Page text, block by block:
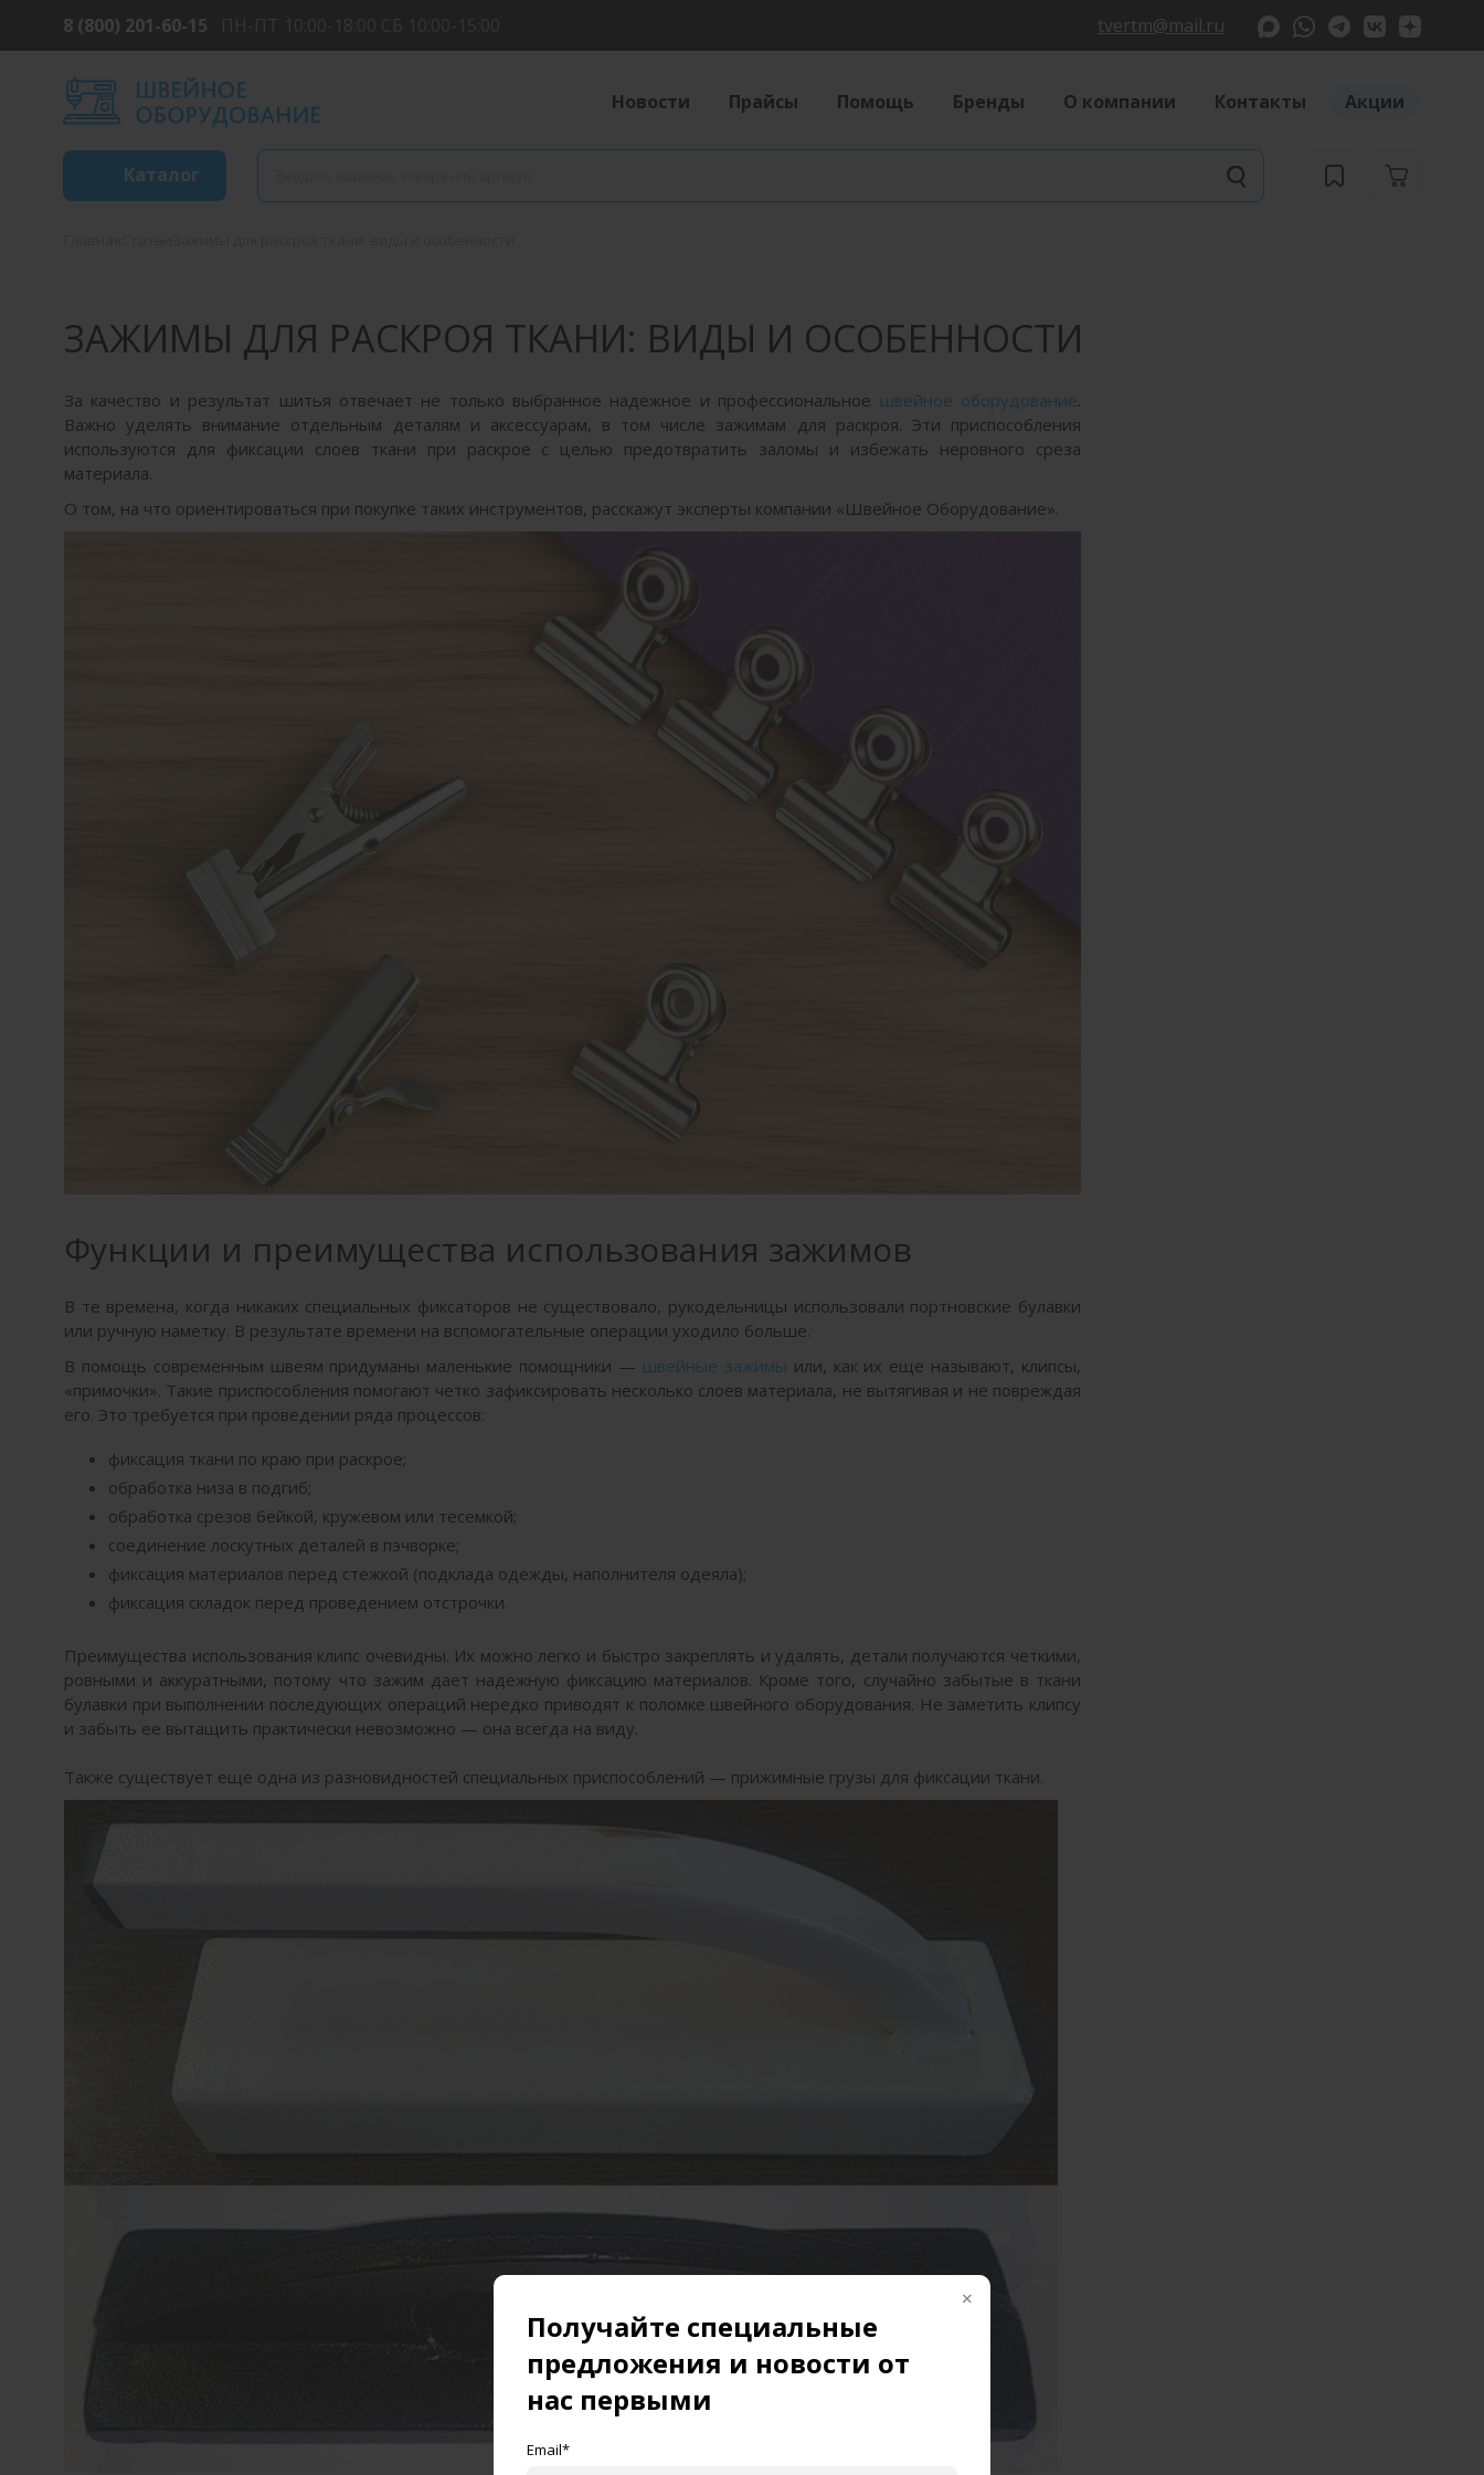
Получайте специальные
предложения и новости от
нас первыми
Email*
8 (800) 201-60-15 tvertm@mail.ru
Новости Прайсы Помощь Бренды О компании Контакты Акции
Каталог
ЗАЖИМЫ ДЛЯ РАСКРОЯ ТКАНИ: ВИДЫ И ОСОБЕННОСТИ
За качество и результат шитья отвечает не только выбранное надежное и профессиональное швейное оборудование.
Важно уделять внимание отдельным деталям и аксессуарам, в том числе зажимам для раскроя. Эти приспособления
используются для фиксации слоев ткани при раскрое с целью предотвратить заломы и избежать неровного среза
материала.
О том, на что ориентироваться при покупке таких инструментов, расскажут эксперты компании «Швейное Оборудование».
Функции и преимущества использования зажимов
В те времена, когда никаких специальных фиксаторов не существовало, рукодельницы использовали портновские булавки
или ручную наметку. В результате времени на вспомогательные операции уходило больше.
В помощь современным швеям придуманы маленькие помощники — швейные зажимы или, как их еще называют, клипсы,
«примочки». Такие приспособления помогают четко зафиксировать несколько слоев материала, не вытягивая и не повреждая
его. Это требуется при проведении ряда процессов:
фиксация ткани по краю при раскрое;
обработка низа в подгиб;
обработка срезов бейкой, кружевом или тесемкой;
соединение лоскутных деталей в пэчворке;
фиксация материалов перед стежкой (подклада одежды, наполнителя одеяла);
фиксация складок перед проведением отстрочки.
Преимущества использования клипс очевидны. Их можно легко и быстро закреплять и удалять, детали получаются четкими,
ровными и аккуратными, потому что зажим дает надежную фиксацию материалов. Кроме того, случайно забытые в ткани
булавки при выполнении последующих операций нередко приводят к поломке швейного оборудования. Не заметить клипсу
и забыть ее вытащить практически невозможно — она всегда на виду.
Также существует еще одна из разновидностей специальных приспособлений — прижимные грузы для фиксации ткани.